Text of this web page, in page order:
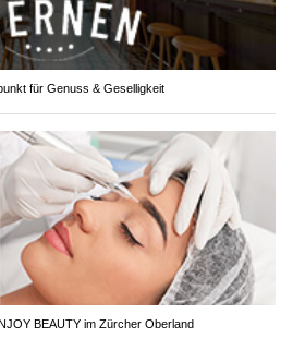
für Genuss & Geselligkeit
BEAUTY im Zürcher Oberland